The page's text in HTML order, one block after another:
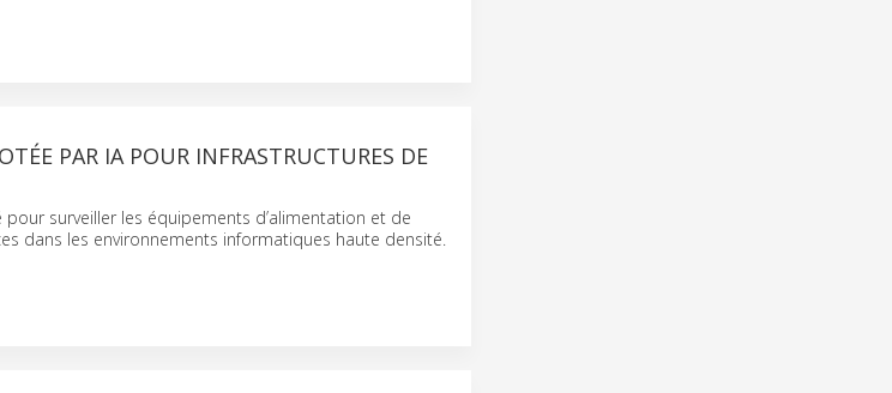
PAR IA POUR INFRASTRUCTURES DE
surveiller les équipements d’alimentation et de
dans les environnements informatiques haute densité.